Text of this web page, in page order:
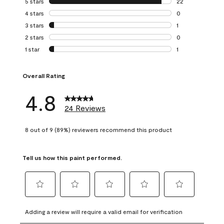
22 reviews with
4 stars stars
0
0 reviews with 4
3 stars stars
1
1 review with 3
2 stars stars
0
0 reviews with 2
1 star stars
1
Overall Rating
4.8 24 Reviews
8 out of 9 (89%) reviewers recommend this product
Tell us how this paint performed.
to
rate
to
rate
to
rate
to
rate
to
rate
Adding a review will require a valid email for verification